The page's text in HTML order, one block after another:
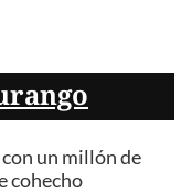
un millón de
cohecho